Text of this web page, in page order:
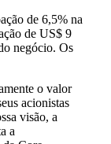
de 6,5% na
de US$ 9
negócio. Os
o valor
acionistas
visão, a
a